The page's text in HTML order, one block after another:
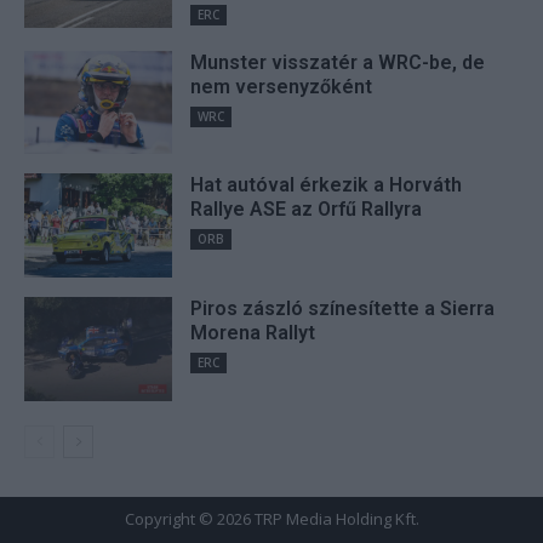
ERC
Munster visszatér a WRC-be, de
nem versenyzőként
WRC
Hat autóval érkezik a Horváth
Rallye ASE az Orfű Rallyra
ORB
Piros zászló színesítette a Sierra
Morena Rallyt
ERC
Copyright © 2026 TRP Media Holding Kft.